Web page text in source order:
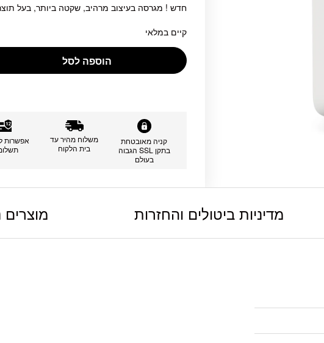
חדש ! מגרסה בעיצוב מרהיב, שקטה ביותר, בעל
קיים במלאי
הוספה לסל
קניה מאובטחת
בתקן SSL הגבוה
בעולם
משלוח מהיר עד
בית הלקוח
מדיניות ביטולים והחזרות מוצרים